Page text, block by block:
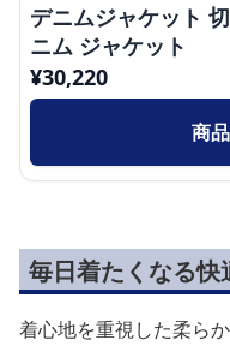
デニムジャケット
ニム ジャケット
¥30,220
商
毎日着たくなる快
着心地を重視した柔ら